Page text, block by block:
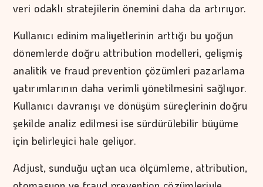
veri odaklı stratejilerin önemini daha da artırıyor.
Kullanıcı edinim maliyetlerinin arttığı bu yoğun
dönemlerde doğru attribution modelleri, gelişmiş
analitik ve fraud prevention çözümleri pazarlama
yatırımlarının daha verimli yönetilmesini sağlıyor.
Kullanıcı davranışı ve dönüşüm süreçlerinin doğru
şekilde analiz edilmesi ise sürdürülebilir büyüme
için belirleyici hale geliyor.
Adjust, sunduğu uçtan uca ölçümleme, attribution,